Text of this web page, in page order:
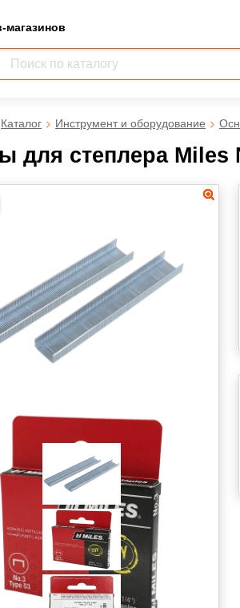
магазинов
Каталог Инструмент и оборудование
для степлера